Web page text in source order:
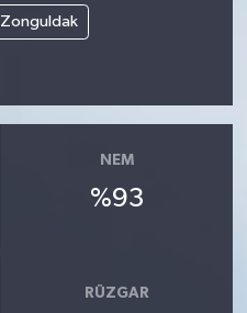
Zonguldak
NEM
%93
RÜZGAR